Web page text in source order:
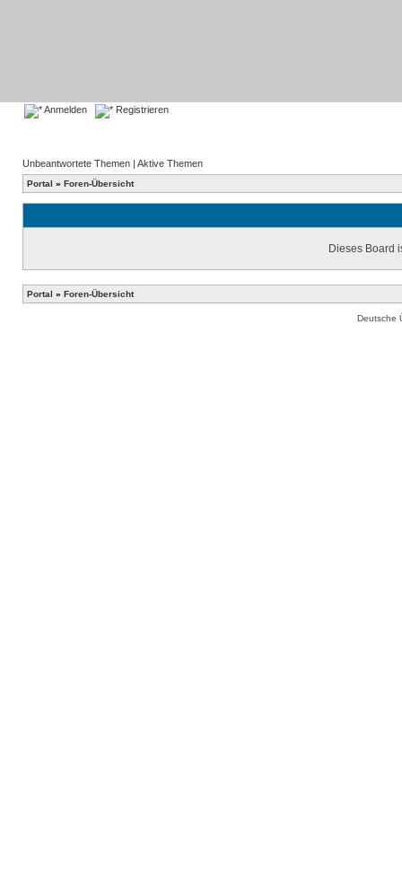
Anmelden Registrieren
Unbeantwortete Themen | Aktive Themen
Portal » Foren-Übersicht
Dieses Board
Portal » Foren-Übersicht
Deutsche